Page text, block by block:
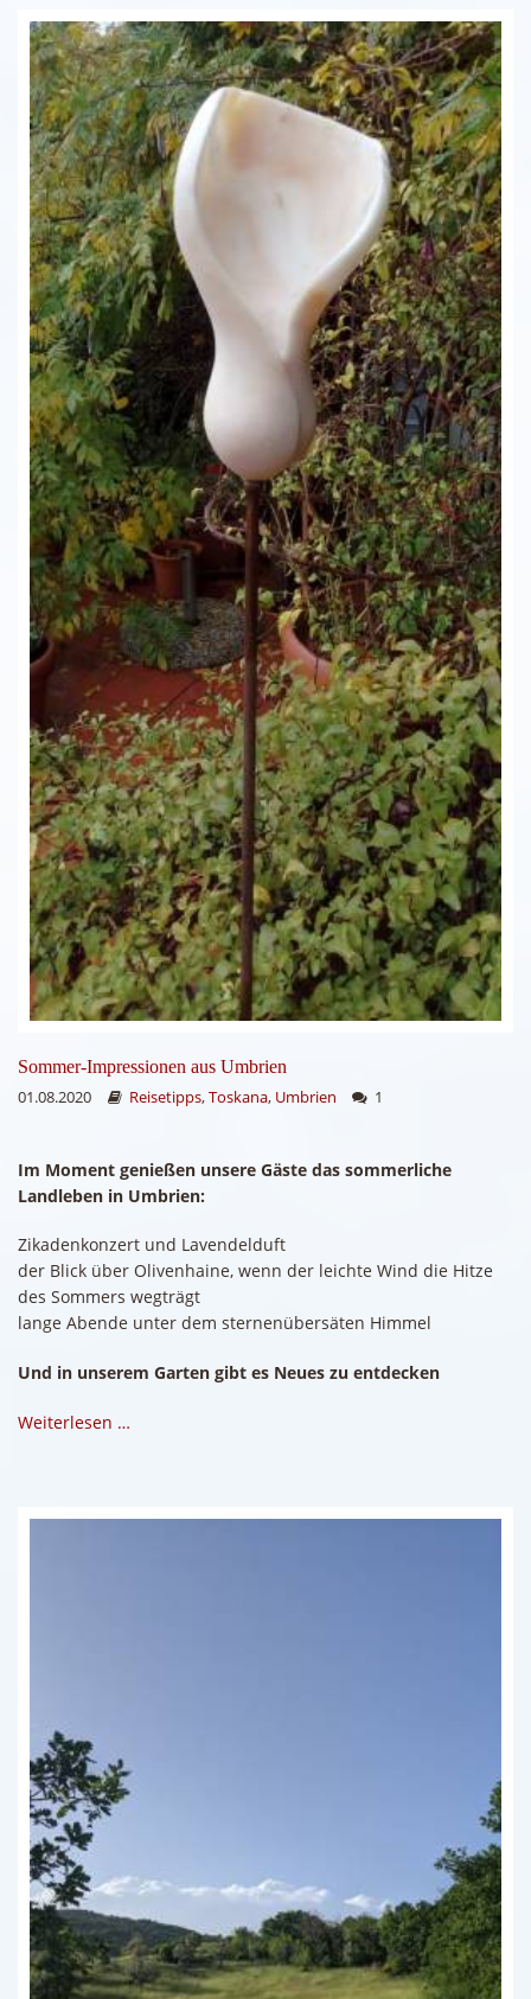
Sommer-Impressionen aus Umbrien
01.08.2020
Reisetipps,Toskana, Umbrien 1
Im Moment genießen unsere Gäste das sommerliche
Landleben in Umbrien:
Zikadenkonzert und Lavendelduft
der Blick über Olivenhaine, wenn der leichte Wind die Hitze
des Sommers wegträgt
lange Abende unter dem sternenübersäten Himmel
Und in unserem Garten gibt es Neues zu entdecken
Weiterlesen …